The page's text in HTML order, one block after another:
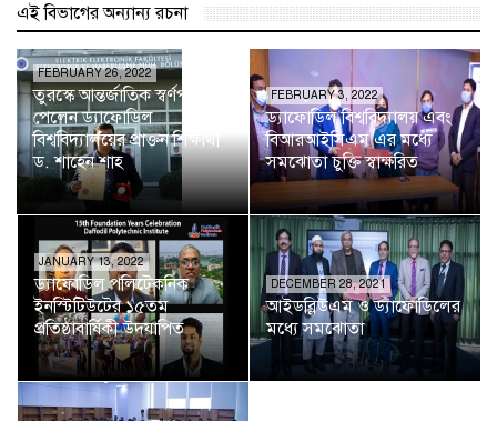
এই বিভাগের অন্যান্য রচনা
FEBRUARY 26, 2022
তুরস্কে আন্তর্জাতিক স্বর্ণপদক
পেলেন ড্যাফোডিল
বিশ্ববিদ্যালয়ের প্রাক্তন শিক্ষার্থী
ড. শাহেন শাহ
FEBRUARY 3, 2022
ড্যাফোডিল বিশ্ববিদ্যালয় এবং
বিআরআইসিএম এর মধ্যে
সমঝোতা চুক্তি স্বাক্ষরিত
JANUARY 13, 2022
ড্যাফোডিল পলিটেকনিক
ইনস্টিটিউটের ১৫তম
প্রতিষ্ঠাবার্ষিকী উদযাপিত
DECEMBER 28, 2021
আইডব্লিউএম ও ড্যাফোডিলের
মধ্যে সমঝোতা